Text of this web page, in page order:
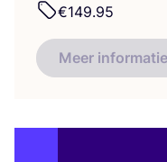
€149.95
Meer informatie